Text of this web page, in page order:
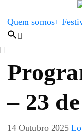
Quem somos+
– 23
14 Outubro 2025